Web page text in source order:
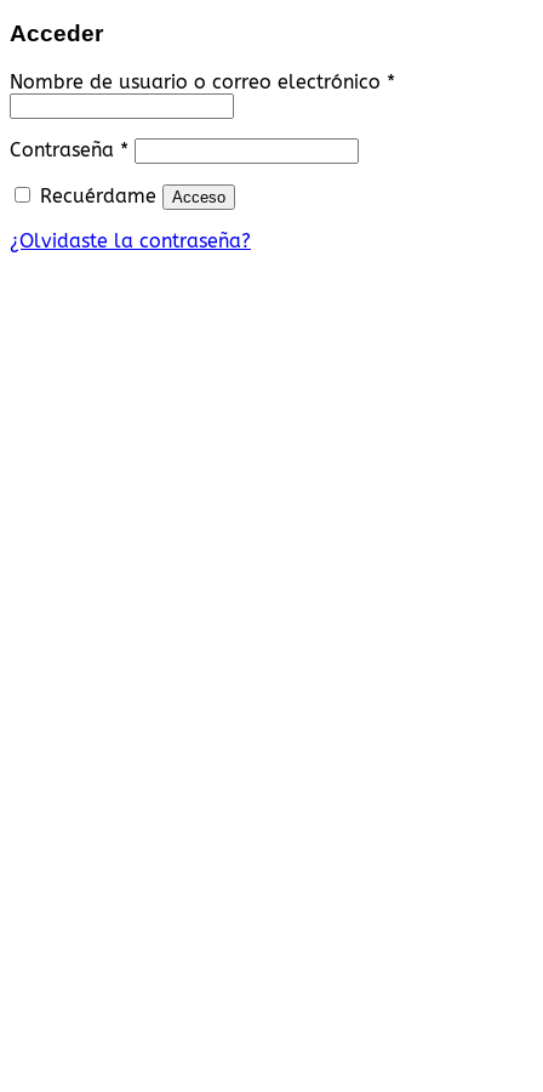
Acceder
Nombre de usuario o correo electrónico *Obligatorio
Contraseña *Obligatorio
Recuérdame Acceso
¿Olvidaste la contraseña?